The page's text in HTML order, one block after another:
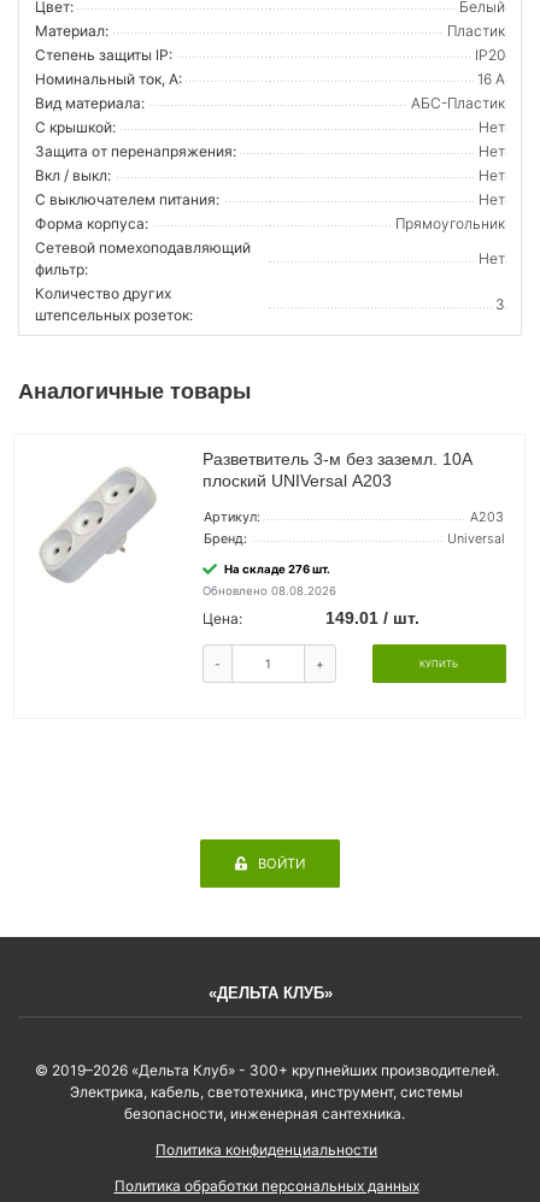
Цвет:
Белый
Материал:
Пластик
Степень защиты IP:
IP20
Номинальный ток, А:
16 А
Вид материала:
АБС-Пластик
С крышкой:
Нет
Защита от перенапряжения:
Нет
Вкл / выкл:
Нет
С выключателем питания:
Нет
Форма корпуса:
Прямоугольник
Сетевой помехоподавляющий
фильтр:
Нет
Количество других
штепсельных розеток:
3
Аналогичные товары
Разветвитель 3-м без заземл. 10А
плоский UNIVersal А203
Артикул:
А203
Бренд:
Universal
На складе 276 шт.
Обновлено 08.08.2026
Цена: 149.01 / шт.
- + КУПИТЬ
ВОЙТИ
«ДЕЛЬТА КЛУБ»
© 2019–2026 «Дельта Клуб» - 300+ крупнейших производителей.
Электрика, кабель, светотехника, инструмент, системы
безопасности, инженерная сантехника.
Политика конфиденциальности
Политика обработки персональных данных